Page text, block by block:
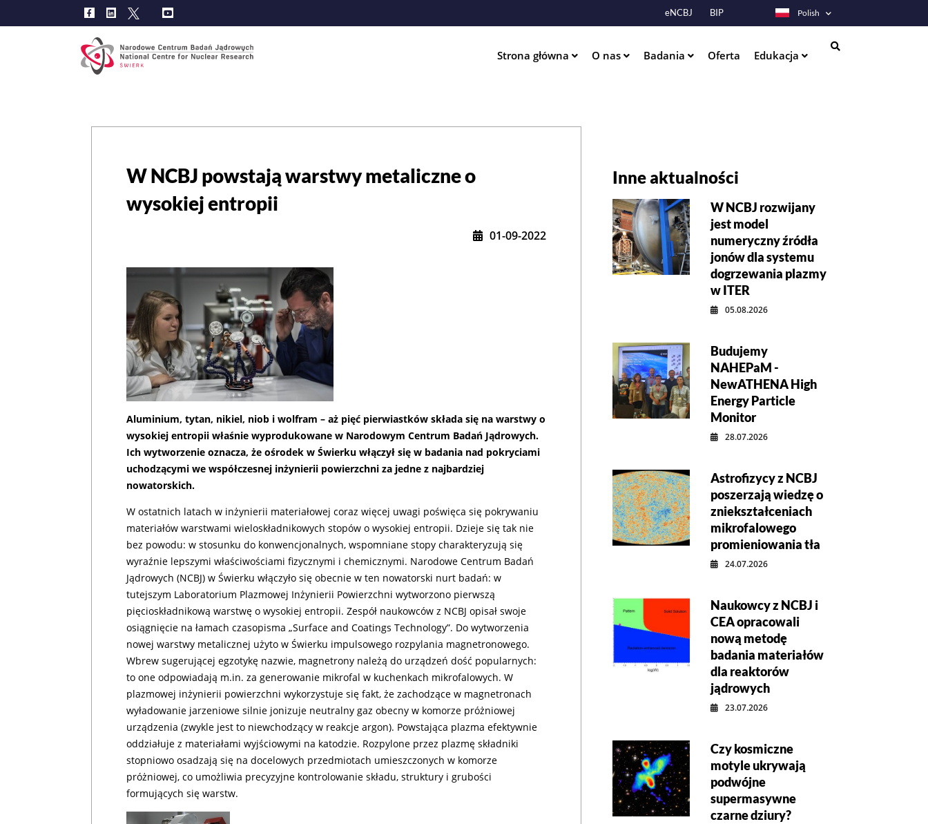
eNCBJ BIP Polish
Strona główna O nas Badania Oferta Edukacja
W NCBJ powstają warstwy metaliczne o
wysokiej entropii
01-09-2022
Aluminium, tytan, nikiel, niob i wolfram – aż pięć pierwiastków składa się na warstwy o
wysokiej entropii właśnie wyprodukowane w Narodowym Centrum Badań Jądrowych.
Ich wytworzenie oznacza, że ośrodek w Świerku włączył się w badania nad pokryciami
uchodzącymi we współczesnej inżynierii powierzchni za jedne z najbardziej
nowatorskich.
W ostatnich latach w inżynierii materiałowej coraz więcej uwagi poświęca się pokrywaniu
materiałów warstwami wieloskładnikowych stopów o wysokiej entropii. Dzieje się tak nie
bez powodu: w stosunku do konwencjonalnych, wspomniane stopy charakteryzują się
wyraźnie lepszymi właściwościami fizycznymi i chemicznymi. Narodowe Centrum Badań
Jądrowych (NCBJ) w Świerku włączyło się obecnie w ten nowatorski nurt badań: w
tutejszym Laboratorium Plazmowej Inżynierii Powierzchni wytworzono pierwszą
pięcioskładnikową warstwę o wysokiej entropii. Zespół naukowców z NCBJ opisał swoje
osiągnięcie na łamach czasopisma „Surface and Coatings Technology”. Do wytworzenia
nowej warstwy metalicznej użyto w Świerku impulsowego rozpylania magnetronowego.
Wbrew sugerującej egzotykę nazwie, magnetrony należą do urządzeń dość popularnych:
to one odpowiadają m.in. za generowanie mikrofal w kuchenkach mikrofalowych. W
plazmowej inżynierii powierzchni wykorzystuje się fakt, że zachodzące w magnetronach
wyładowanie jarzeniowe silnie jonizuje neutralny gaz obecny w komorze próżniowej
urządzenia (zwykle jest to niewchodzący w reakcje argon). Powstająca plazma efektywnie
oddziałuje z materiałami wyjściowymi na katodzie. Rozpylone przez plazmę składniki
stopniowo osadzają się na docelowych przedmiotach umieszczonych w komorze
próżniowej, co umożliwia precyzyjne kontrolowanie składu, struktury i grubości
formujących się warstw.
Inne aktualności
W NCBJ rozwijany
jest model
numeryczny źródła
jonów dla systemu
dogrzewania plazmy
w ITER
05.08.2026
Budujemy
NAHEPaM -
NewATHENA High
Energy Particle
Monitor
28.07.2026
Astrofizycy z NCBJ
poszerzają wiedzę o
zniekształceniach
mikrofalowego
promieniowania tła
24.07.2026
Naukowcy z NCBJ i
CEA opracowali
nową metodę
badania materiałów
dla reaktorów
jądrowych
23.07.2026
Czy kosmiczne
motyle ukrywają
podwójne
supermasywne
czarne dziury?